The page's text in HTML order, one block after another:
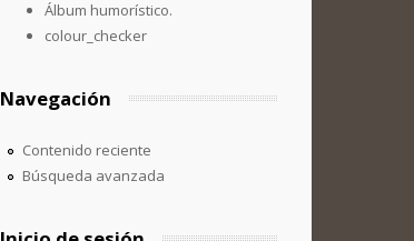
Álbum humorístico.
colour_checker
Navegación
Contenido reciente
Búsqueda avanzada